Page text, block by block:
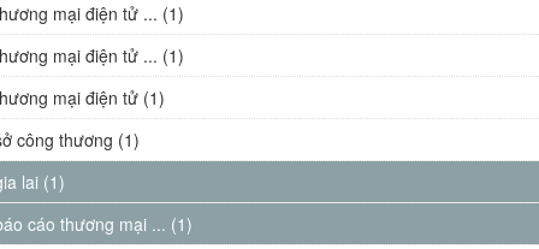
mại điện tử ... (1)
mại điện tử ... (1)
mại điện tử (1)
công thương (1)
lai (1)
cáo thương mại ... (1)